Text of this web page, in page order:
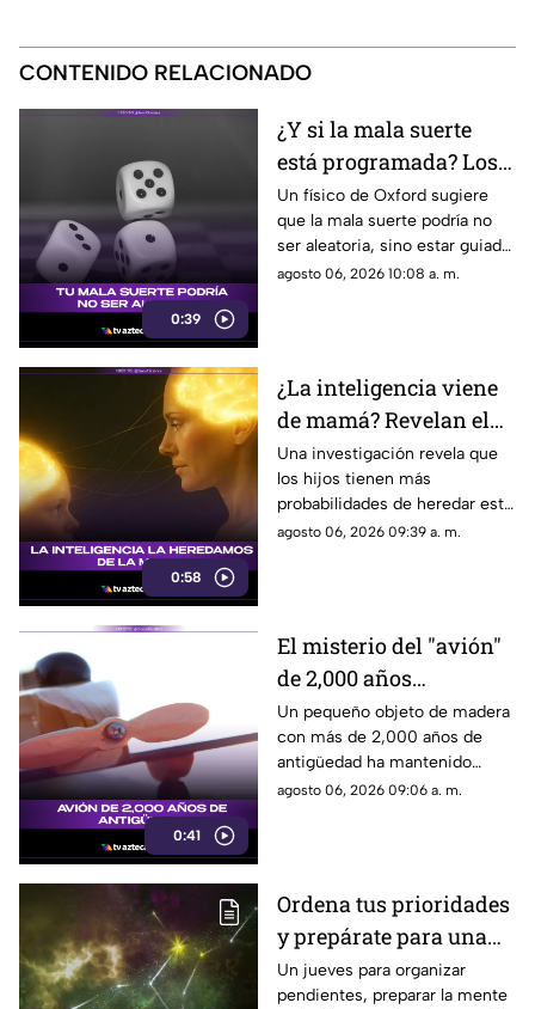
CONTENIDO RELACIONADO
0:39
¿Y si la mala suerte
está programada? Los
patrones ocultos detrás
del azar
Un físico de Oxford sugiere
que la mala suerte podría no
ser aleatoria, sino estar guiada
por leyes ocultas y fuerzas
agosto 06, 2026 10:08 a. m.
0:58
¿La inteligencia viene
de mamá? Revelan el
rol clave de los genes
maternos
Una investigación revela que
los hijos tienen más
probabilidades de heredar este
rasgo de sus madres gracias al
agosto 06, 2026 09:39 a. m.
0:41
El misterio del "avión"
de 2,000 años
descubierto en el
antiguo Egipto
Un pequeño objeto de madera
con más de 2,000 años de
antigüedad ha mantenido
perplejos a los científicos por
agosto 06, 2026 09:06 a. m.
Ordena tus prioridades
y prepárate para una
sorpresa muy positiva
Un jueves para organizar
pendientes, preparar la mente